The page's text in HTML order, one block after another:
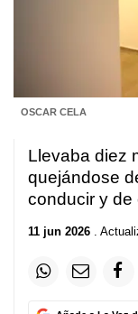
OSCAR CELA
Llevaba diez
quejándose
conducir y de
11 jun 2026 .